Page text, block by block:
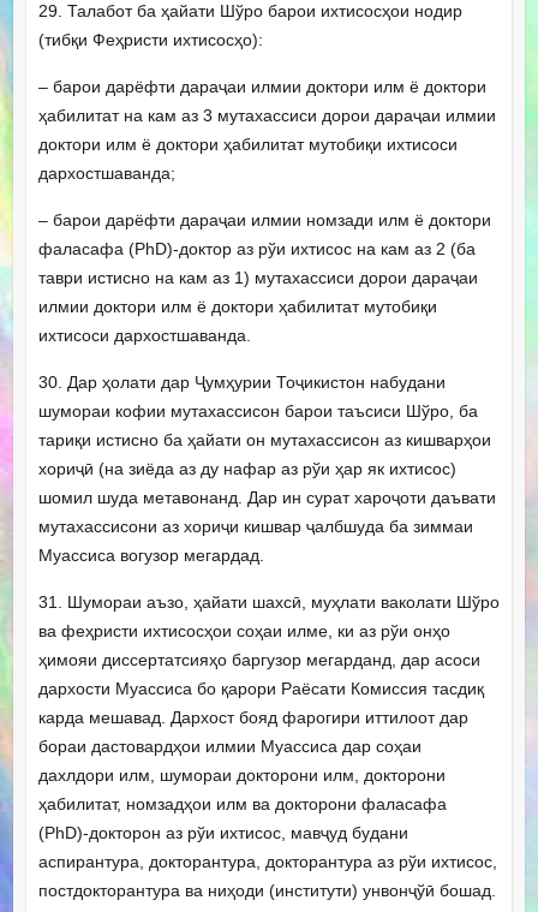
29. Талабот ба ҳайати Шўро барои ихтисосҳои нодир
(тибқи Феҳристи ихтисосҳо):
– барои дарёфти дараҷаи илмии доктори илм ё доктори
ҳабилитат на кам аз 3 мутахассиси дорои дараҷаи илмии
доктори илм ё доктори ҳабилитат мутобиқи ихтисоси
дархостшаванда;
– барои дарёфти дараҷаи илмии номзади илм ё доктори
фаласафа (PhD)-доктор аз рўи ихтисос на кам аз 2 (ба
таври истисно на кам аз 1) мутахассиси дорои дараҷаи
илмии доктори илм ё доктори ҳабилитат мутобиқи
ихтисоси дархостшаванда.
30. Дар ҳолати дар Ҷумҳурии Тоҷикистон набудани
шумораи кофии мутахассисон барои таъсиси Шўро, ба
тариқи истисно ба ҳайати он мутахассисон аз кишварҳои
хориҷӣ (на зиёда аз ду нафар аз рўи ҳар як ихтисос)
шомил шуда метавонанд. Дар ин сурат хароҷоти даъвати
мутахассисони аз хориҷи кишвар ҷалбшуда ба зиммаи
Муассиса вогузор мегардад.
31. Шумораи аъзо, ҳайати шахсӣ, муҳлати ваколати Шўро
ва феҳристи ихтисосҳои соҳаи илме, ки аз рўи онҳо
ҳимояи диссертатсияҳо баргузор мегарданд, дар асоси
дархости Муассиса бо қарори Раёсати Комиссия тасдиқ
карда мешавад. Дархост бояд фарогири иттилоот дар
бораи дастовардҳои илмии Муассиса дар соҳаи
дахлдори илм, шумораи докторони илм, докторони
ҳабилитат, номзадҳои илм ва докторони фаласафа
(PhD)-докторон аз рўи ихтисос, мавҷуд будани
аспирантура, докторантура, докторантура аз рўи ихтисос,
постдокторантура ва ниҳоди (институти) унвонҷўӣ бошад.